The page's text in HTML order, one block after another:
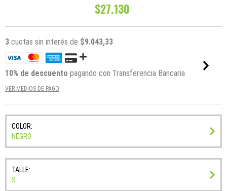
$27.130
3 cuotas sin interés de $9.043,33
10% de descuento pagando con Transferencia Bancaria
VER MEDIOS DE PAGO
COLOR:
NEGRO
TALLE:
S